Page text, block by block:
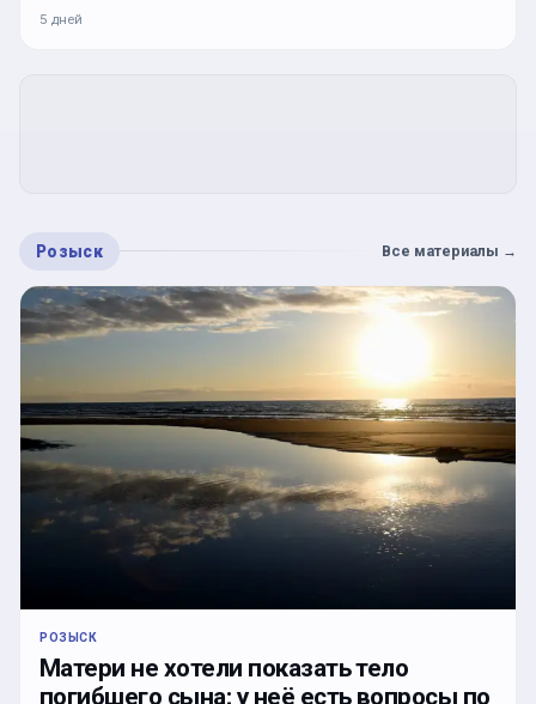
5 дней
Розыск Все материалы →
РОЗЫСК
Матери не хотели показать тело
погибшего сына; у неё есть вопросы по